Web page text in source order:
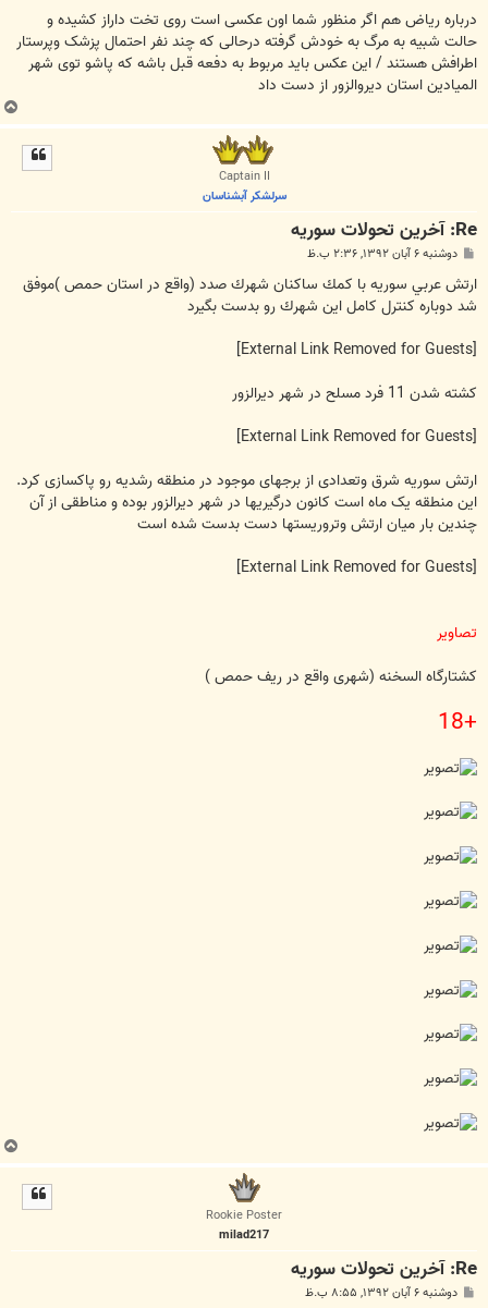
درباره ریاض هم اگر منظور شما اون عکسی است روی تخت داراز کشیده و
حالت شبیه به مرگ به خودش گرفته درحالی که چند نفر احتمال پزشک وپرستار
اطرافش هستند / این عکس باید مربوط به دفعه قبل باشه که پاشو توی شهر
المیادین استان دیروالزور از دست داد
ب
ا
Captain II
سرلشکر آبشناسان
Re: آخرين تحولات سوريه
پ
ت
دوشنبه ۶ آبان ۱۳۹۲, ۲:۳۶ ب.ظ
ارتش عربي سوريه با كمك ساکنان شهرك صدد (واقع در استان حمص )موفق
شد دوباره كنترل كامل اين شهرك رو بدست بگیرد
کشته شدن 11 فرد مسلح در شهر دیرالزور
ارتش سوریه شرق وتعدادی از برجهای موجود در منطقه رشدیه رو پاکسازی کرد.
این منطقه یک ماه است کانون درگیریها در شهر دیرالزور بوده و مناطقی از آن
چندین بار میان ارتش وتروریستها دست بدست شده است
تصاویر
کشتارگاه السخنه (شهری واقع در ریف حمص )
+18
ب
ا
Rookie Poster
milad217
Re: آخرين تحولات سوريه
پ دوشنبه ۶ آبان ۱۳۹۲, ۸:۵۵ ب.ظ